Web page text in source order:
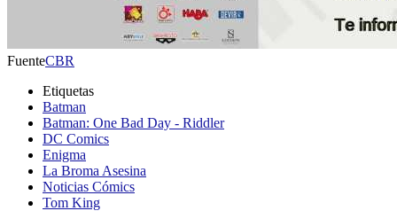
FuenteCBR
Etiquetas
Batman
Batman: One Bad Day - Riddler
DC Comics
Enigma
La Broma Asesina
Noticias Cómics
Tom King